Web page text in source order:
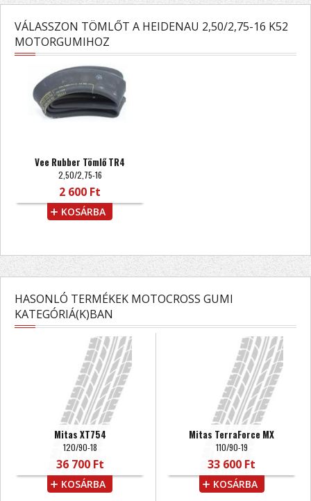
VÁLASSZON TÖMLŐT A HEIDENAU 2,50/2,75-16 K52
MOTORGUMIHOZ
Vee Rubber Tömlő TR4
2,50/2,75-16
2 600 Ft
KOSÁRBA
HASONLÓ TERMÉKEK MOTOCROSS GUMI
KATEGÓRIÁ(K)BAN
Mitas XT754
120/90-18
36 700 Ft
KOSÁRBA
Mitas TerraForce MX
110/90-19
33 600 Ft
KOSÁRBA